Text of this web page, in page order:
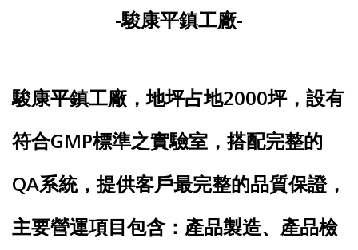
-駿康平鎮工廠-
駿康平鎮工廠，地坪占地2000坪，設有
符合GMP標準之實驗室，搭配完整的
QA系統，提供客戶最完整的品質保證，
主要營運項目包含：產品製造、產品檢